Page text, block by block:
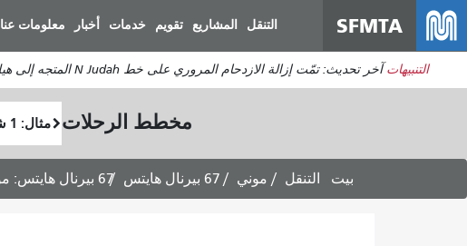
SFMTA التنقل المشاريع تقويم خدمات أخبار معلومات عنا
التنبيهات آخر تحديث: تمّت إزالة الازدحام المروري على خط N Judah المتجه إلى هيلواي. ستعود الخدمة إلى طبيعتها. يُرجى توقع بعض التأخيرات المتبقية.
مخطط الرحلات
بيت التنقل موني 67 بيرنال هايتس 67 بيرنال هايتس: مواعيد الرحلات المتجهة إلى ذا ميشن -